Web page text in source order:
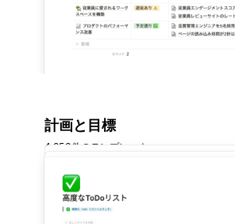
計画と目標
4,853件のテンプレート